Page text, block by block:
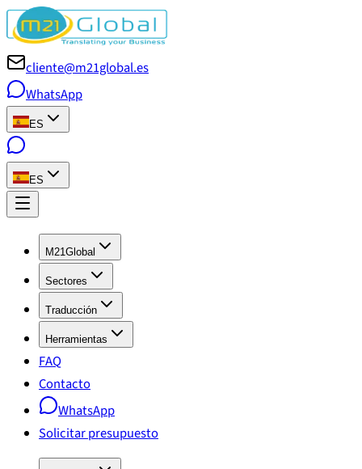
cliente@m21global.es
WhatsApp
ES
ES
M21Global
Sectores
Traducción
Herramientas
FAQ
Contacto
WhatsApp
Solicitar presupuesto